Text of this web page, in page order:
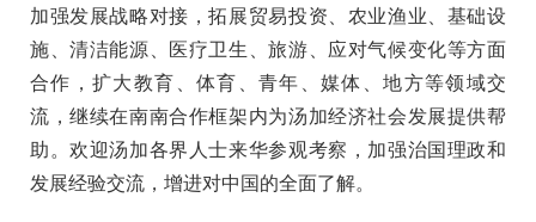
加强发展战略对接，拓展贸易投资、农业渔业、基础设
施、清洁能源、医疗卫生、旅游、应对气候变化等方面
合作，扩大教育、体育、青年、媒体、地方等领域交
流，继续在南南合作框架内为汤加经济社会发展提供帮
助。欢迎汤加各界人士来华参观考察，加强治国理政和
发展经验交流，增进对中国的全面了解。